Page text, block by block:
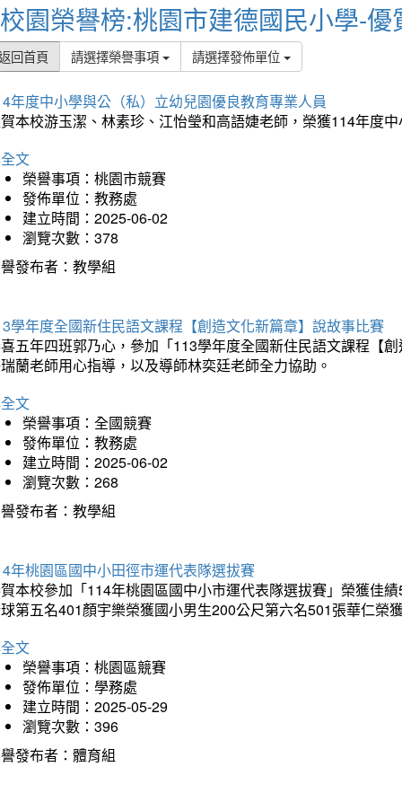
校園榮譽榜:桃園市建德國民小學-優
回首頁 請選擇榮譽事項 請選擇發佈單位
年度中小學與公（私）立幼兒園優良教育專業人員
本校游玉潔、林素珍、江怡瑩和高語婕老師，榮獲114年度
文
榮譽事項：桃園市競賽
發佈單位：教務處
建立時間：2025-06-02
瀏覽次數：378
發布者：教學組
學年度全國新住民語文課程【創造文化新篇章】說故事比賽
五年四班郭乃心，參加「113學年度全國新住民語文課程【
蘭老師用心指導，以及導師林奕廷老師全力協助。
文
榮譽事項：全國競賽
發佈單位：教務處
建立時間：2025-06-02
瀏覽次數：268
發布者：教學組
年桃園區國中小田徑市運代表隊選拔賽
本校參加「114年桃園區國中小市運代表隊選拔賽」榮獲佳
第五名401顏宇樂榮獲國小男生200公尺第六名501張華仁
文
榮譽事項：桃園區競賽
發佈單位：學務處
建立時間：2025-05-29
瀏覽次數：396
發布者：體育組